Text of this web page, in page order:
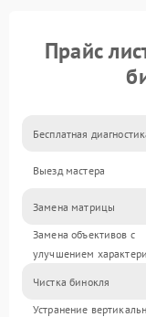
Прайс
Бесплатная
Выезд мастера
Замена матрицы
Замена объективов с
улучшением
Чистка бинокля
Устранение